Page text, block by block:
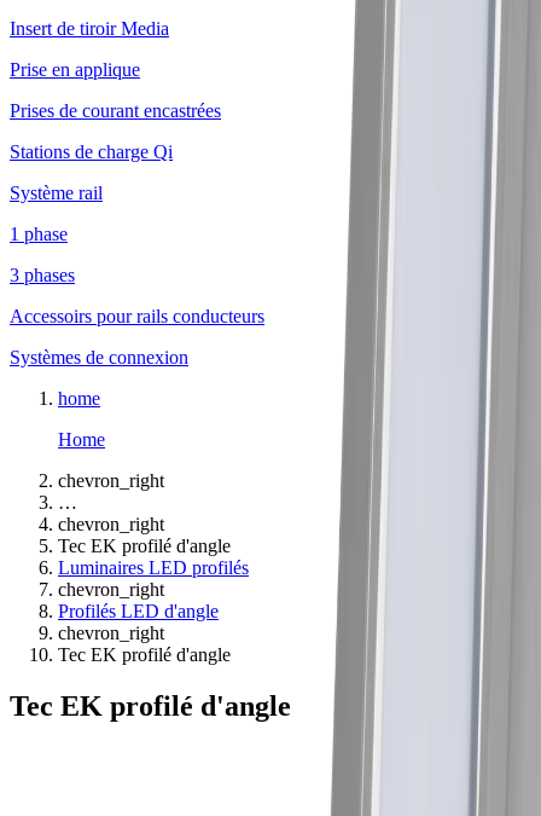
Insert de tiroir Media
Prise en applique
Prises de courant encastrées
Stations de charge Qi
Système rail
1 phase
3 phases
Accessoirs pour rails conducteurs
Systèmes de connexion
home
Home
chevron_right
…
chevron_right
Tec EK profilé d'angle
Luminaires LED profilés
chevron_right
Profilés LED d'angle
chevron_right
Tec EK profilé d'angle
Tec EK profilé d'angle